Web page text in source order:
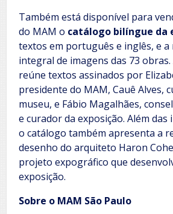
Também está disponível para
do MAM o catálogo bilíngue da
textos em português e inglês, e a
integral de imagens das 73 obras.
reúne textos assinados por
presidente do MAM, Cauê Alves,
museu, e Fábio Magalhães,
e curador da exposição. Além das
o catálogo também apresenta a
desenho do arquiteto Haron
projeto expográfico que
exposição.
Sobre o MAM São Paulo